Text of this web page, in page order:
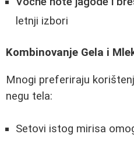
letnji izbori
Kombinovanje Gela i
Mnogi preferiraju
negu tela:
Setovi istog mirisa